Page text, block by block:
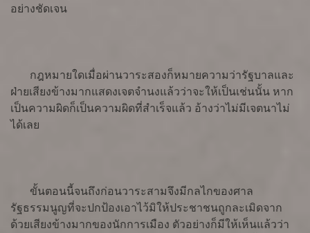
อย่างชัดเจน
กฎหมายใดเมื่อผ่านวาระสองก็หมายความว่ารัฐบาลและ
ฝ่ายเสียงข้างมากแสดงเจตจำนงแล้วว่าจะให้เป็นเช่นนั้น หาก
เป็นความผิดก็เป็นความผิดที่สำเร็จแล้ว อ้างว่าไม่มีเจตนาไม่
ได้เลย
ขั้นตอนนี้จนถึงก่อนวาระสามจึงมีกลไกของศาล
รัฐธรรมนูญที่จะปกป้องเอาไว้มิให้ประชาชนถูกละเมิดจาก
ด้วยเสียงข้างมากของนักการเมือง ตัวอย่างก็มีให้เห็นแล้วว่า